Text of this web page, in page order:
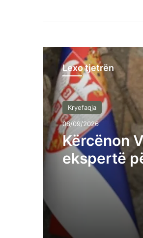
Lexo tjetrën
Kryefaqja
08/09/2026
Kërcënon
ekspertë
rrjedhën e
popullin
sillen